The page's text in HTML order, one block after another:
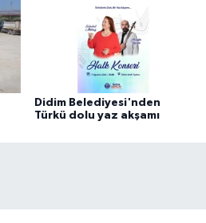
Didim Belediyesi'nden
Türkü dolu yaz akşamı